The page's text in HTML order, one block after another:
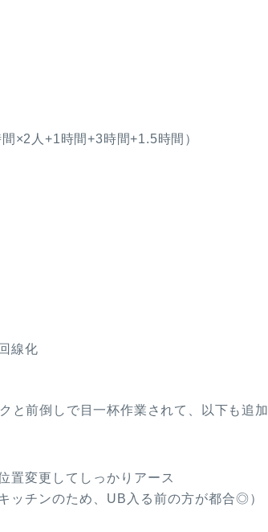
×2人+1時間+3時間+1.5時間）
線化
と前倒しで目一杯作業されて、以下も追加
置変更してしっかりアース
ッチンのため、UB入る前の方が都合◎）